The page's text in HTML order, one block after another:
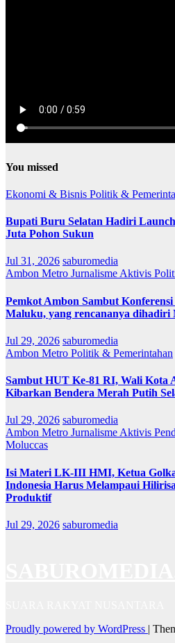
You missed
Ekonomi & Bisnis Politik &
Bupati Buru Selatan Hadiri
Juta Pohon Sukun
Jul 31, 2026 saburomedia
Ambon Metro Jurnalisme Aktivis
Pemkot Ambon Sambut
Maluku, yang rencananya dihadiri
Jul 29, 2026 saburomedia
Ambon Metro Politik & Pemerintahan
Sambut HUT Ke-81 RI, Wali Kota
Kibarkan Bendera Merah Putih
Jul 29, 2026 saburomedia
Ambon Metro Jurnalisme Aktivis
Moluccas
Isi Materi LK-III HMI, Ketua
Indonesia Harus Melampaui
Produktif
Jul 29, 2026 saburomedia
Proudly powered by WordPress |